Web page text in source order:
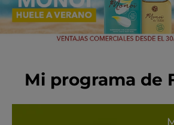
Mi programa de